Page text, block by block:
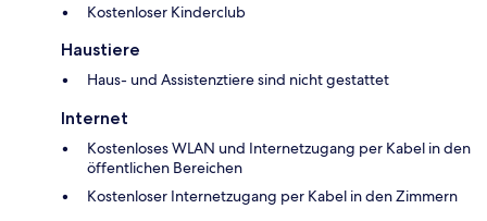
Kostenloser Kinderclub
Haustiere
Haus- und Assistenztiere sind nicht gestattet
Internet
Kostenloses WLAN und Internetzugang per Kabel in den
öffentlichen Bereichen
Kostenloser Internetzugang per Kabel in den Zimmern